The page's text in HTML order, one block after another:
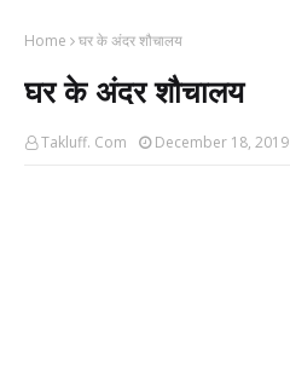
Home घर के अंदर शौचालय
घर के अंदर शौचालय
Takluff. Com December 18, 2019